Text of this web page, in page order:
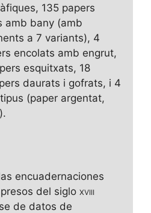
135 papers
amb bany (amb
a 7 variants), 4
encolats amb engrut,
esquitxats, 18
daurats i gofrats, i 4
(paper argentat,
encuadernaciones
del siglo xviii
de datos de